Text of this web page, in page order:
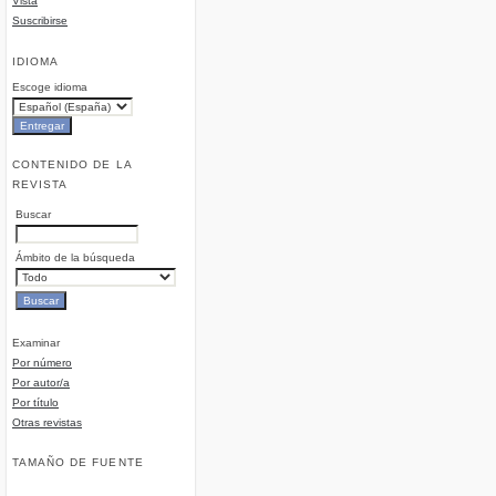
Suscribirse
IDIOMA
Escoge idioma
CONTENIDO DE LA
REVISTA
Buscar
Ámbito de la búsqueda
Examinar
Por número
Por autor/a
Por título
Otras revistas
TAMAÑO DE FUENTE